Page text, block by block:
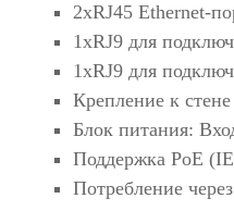
2хRJ45 Ethernet-
1хRJ9 для
1хRJ9 для
Крепление к стене
Блок питания:
Поддержка PoE
Потребление